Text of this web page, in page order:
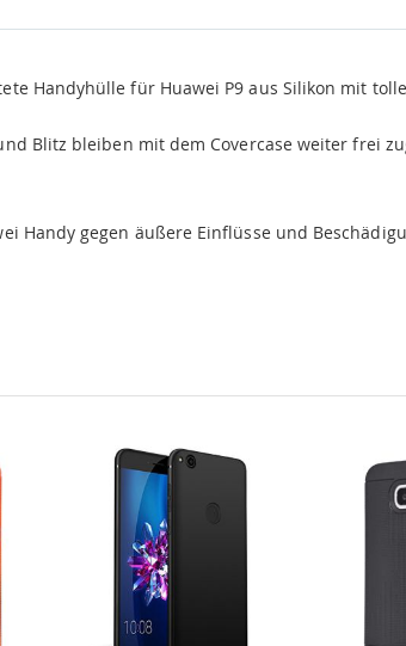
Handyhülle für Huawei P9 aus Silikon mit
Blitz bleiben mit dem Covercase weiter frei
Handy gegen äußere Einflüsse und